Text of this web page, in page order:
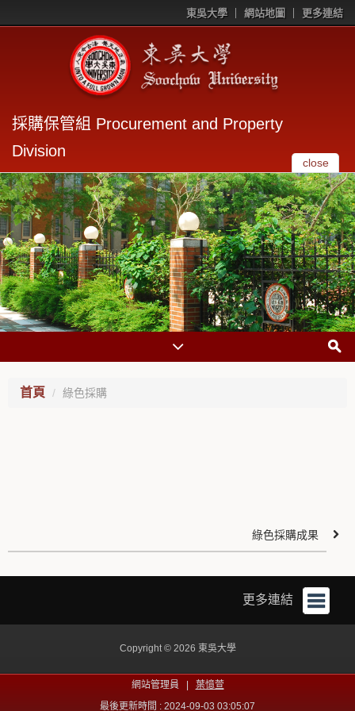
東吳大學 網站地圖 更多連結
採購保管組 Procurement and Property
Division
close
首頁 綠色採購
綠色採購成果
更多連結
Copyright © 2026 東吳大學
網站管理員 | 葉憶萱
最後更新時間 : 2024-09-03 03:05:07